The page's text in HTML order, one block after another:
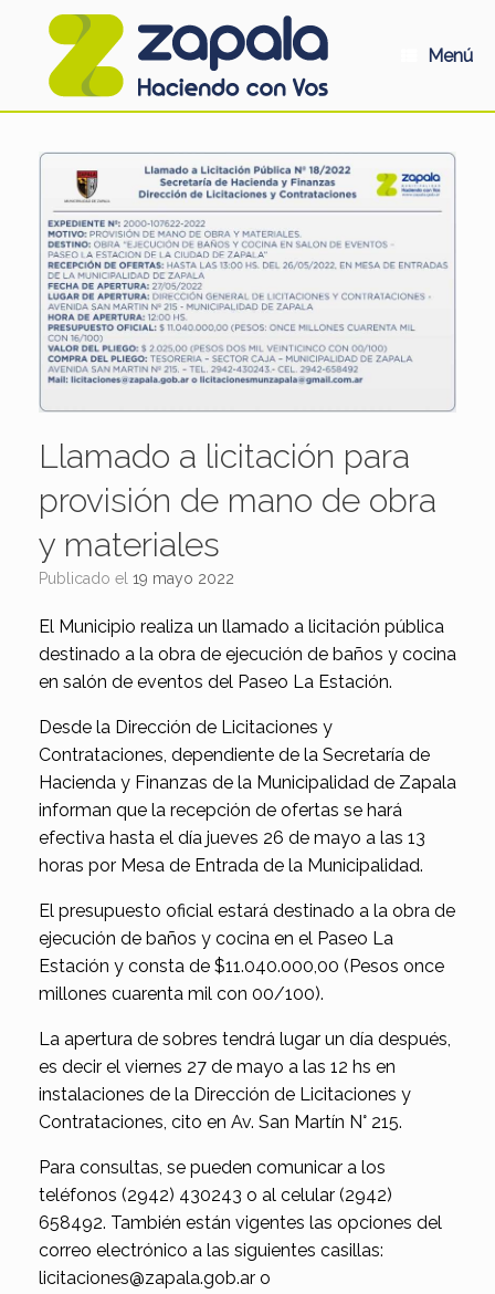
Menú
Llamado a licitación para
provisión de mano de obra
y materiales
Publicado el 19 mayo 2022
El Municipio realiza un llamado a licitación pública
destinado a la obra de ejecución de baños y cocina
en salón de eventos del Paseo La Estación.
Desde la Dirección de Licitaciones y
Contrataciones, dependiente de la Secretaría de
Hacienda y Finanzas de la Municipalidad de Zapala
informan que la recepción de ofertas se hará
efectiva hasta el día jueves 26 de mayo a las 13
horas por Mesa de Entrada de la Municipalidad.
El presupuesto oficial estará destinado a la obra de
ejecución de baños y cocina en el Paseo La
Estación y consta de $11.040.000,00 (Pesos once
millones cuarenta mil con 00/100).
La apertura de sobres tendrá lugar un día después,
es decir el viernes 27 de mayo a las 12 hs en
instalaciones de la Dirección de Licitaciones y
Contrataciones, cito en Av. San Martín N° 215.
Para consultas, se pueden comunicar a los
teléfonos (2942) 430243 o al celular (2942)
658492. También están vigentes las opciones del
correo electrónico a las siguientes casillas:
licitaciones@zapala.gob.ar o